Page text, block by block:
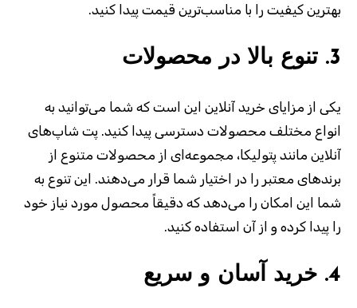
بهترین کیفیت را با مناسب‌ترین قیمت پیدا کنید.
3. تنوع بالا در محصولات
یکی از مزایای خرید آنلاین این است که شما می‌توانید به
انواع مختلف محصولات دسترسی پیدا کنید. پت شاپ‌های
آنلاین مانند پتولیکا، مجموعه‌ای از محصولات متنوع از
برندهای معتبر را در اختیار شما قرار می‌دهند. این تنوع به
شما این امکان را می‌دهد که دقیقاً محصول مورد نیاز خود
را پیدا کرده و از آن استفاده کنید.
4. خرید آسان و سریع